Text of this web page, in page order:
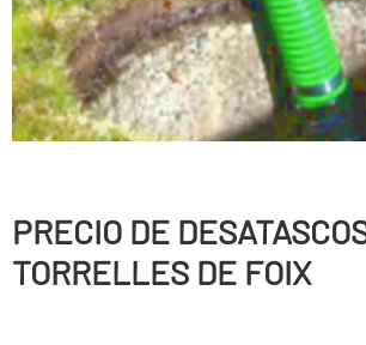
PRECIO DE
TORRELLES DE FOIX